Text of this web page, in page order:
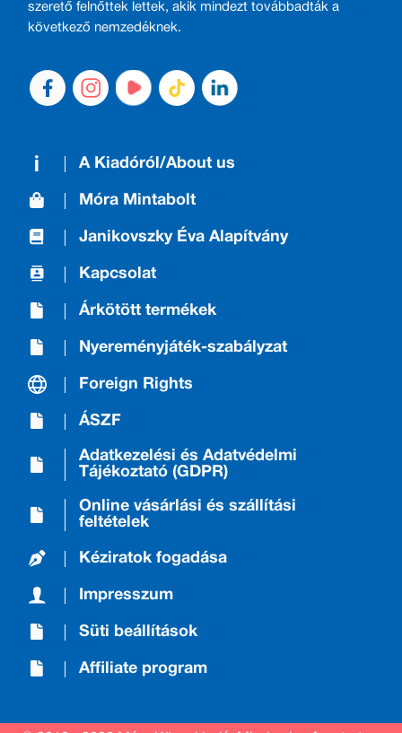
szerető felnőttek lettek, akik mindezt továbbadták a
következő nemzedéknek.
A Kiadóról/About us
Móra Mintabolt
Janikovszky Éva Alapítvány
Kapcsolat
Árkötött termékek
Nyereményjáték-szabályzat
Foreign Rights
ÁSZF
Adatkezelési és Adatvédelmi
Tájékoztató (GDPR)
Online vásárlási és szállítási
feltételek
Kéziratok fogadása
Impresszum
Süti beállítások
Affiliate program